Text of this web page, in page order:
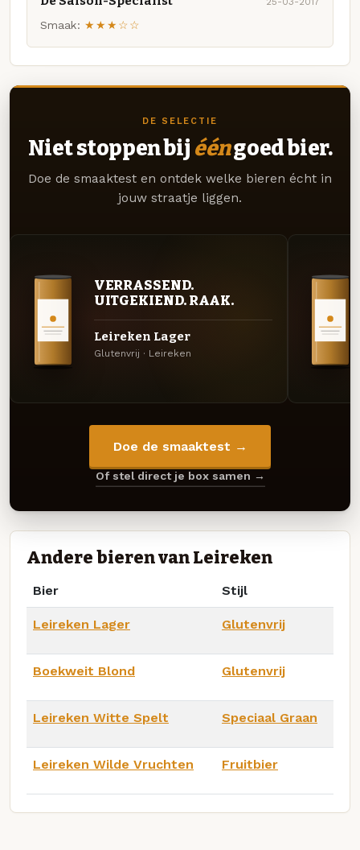
Smaak: ★★★☆☆
DE SELECTIE
Niet stoppen bij ééngoed bier.
Doe de smaaktest en ontdek welke bieren écht in
jouw straatje liggen.
VERRASSEND.
UITGEKIEND. RAAK.
Leireken Lager
Glutenvrij · Leireken
Doe de smaaktest →
Of stel direct je box samen →
Andere bieren van Leireken
Bier Stijl
Leireken Lager Glutenvrij
Boekweit Blond Glutenvrij
Leireken Witte Spelt Speciaal Graan
Leireken Wilde Vruchten Fruitbier